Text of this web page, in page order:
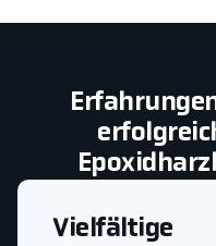
Vielfältige